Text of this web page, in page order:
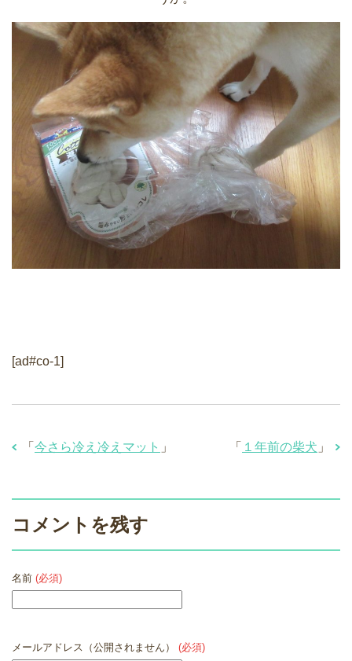
[ad#co-1]
「 １年前の柴犬 」
「 今さら冷え冷えマット 」
コメントを残す
名前 (必須)
メールアドレス（公開されません） (必須)